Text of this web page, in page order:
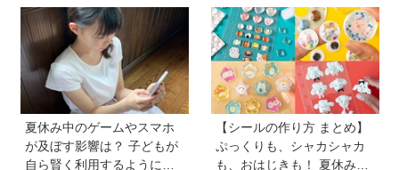
【HugKum京都隊が教える
京の裏ワザ・裏ミチ徹底ガ
イド】
かけをサポート
夏休み中のゲームやスマホ
が及ぼす影響は？ 子どもが
自ら賢く利用するようにな
【シールの作り方 まとめ】
ぷっくりも、シャカシャカ
も、おはじきも！ 夏休みの